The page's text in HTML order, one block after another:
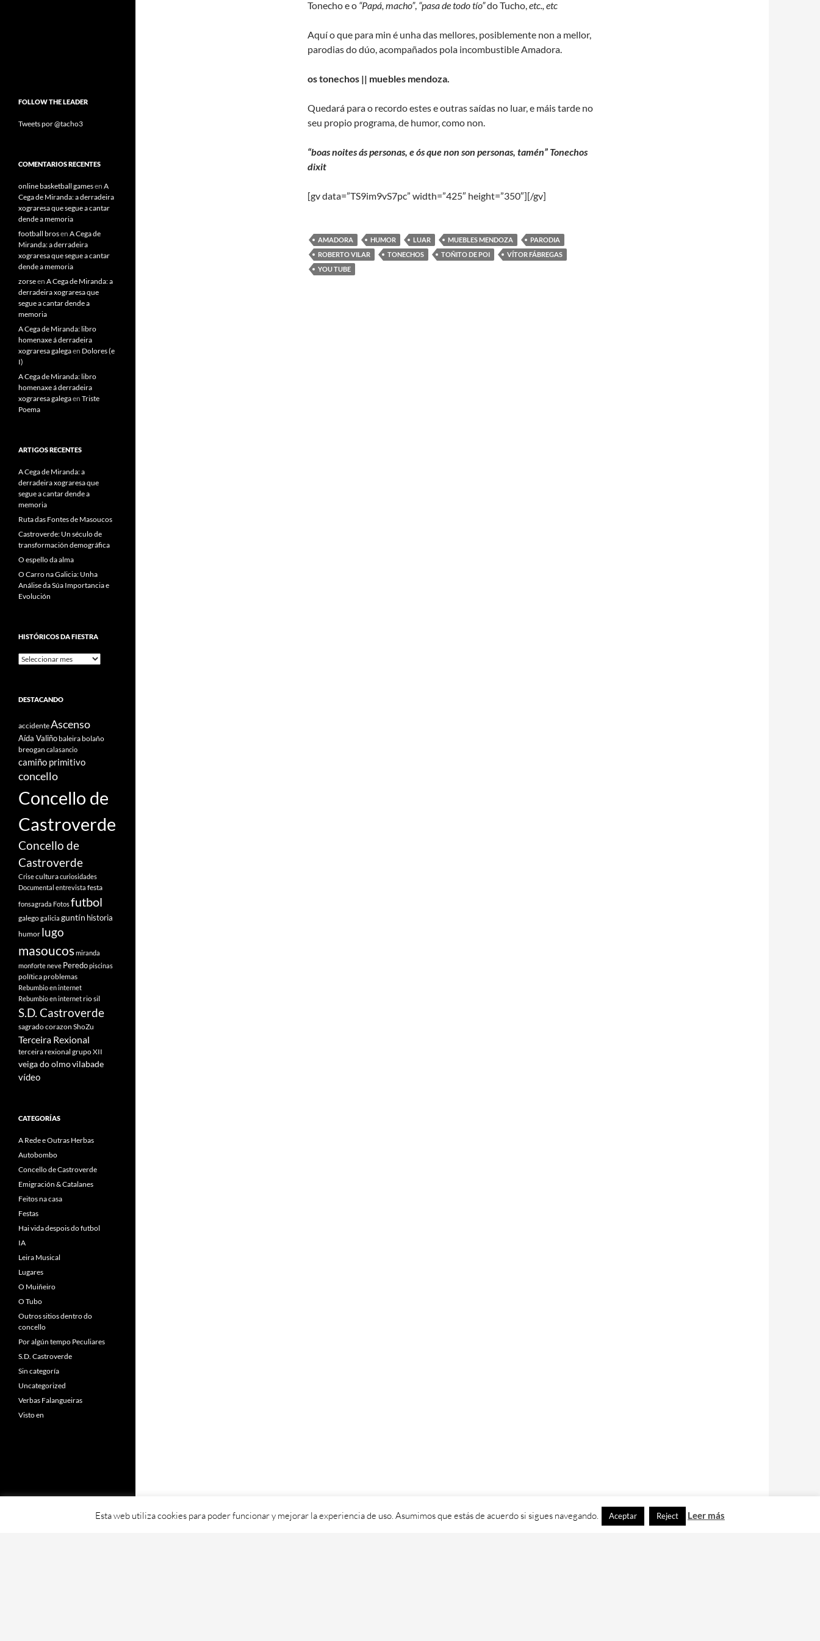
Tonecho e o “Papá, macho”, “pasa de todo tío”do Tucho,etc., etc
Aquí o que para min é unha das mellores, posiblemente non a mellor,
parodias do dúo, acompañados pola incombustible Amadora.
os tonechos || muebles mendoza.
Quedará para o recordo estes e outras saídas no luar, e máis tarde no
seu propio programa, de humor, como non.
“boas noites ás personas, e ós que non son personas, tamén” Tonechos
dixit
[gv data=”TS9im9vS7pc” width=”425″ height=”350″][/gv]
AMADORA HUMOR LUAR MUEBLES MENDOZA
PARODIA
ROBERTO VILAR
TONECHOS TOÑITO DE POI
VÍTOR FÁBREGAS
YOU TUBE
FOLLOW THE LEADER
Tweets por @tacho3
COMENTARIOS RECENTES
online basketball gamesen A
Cega de Miranda: a derradeira
xograresa que segue a cantar
dende a memoria
football brosen A Cega de
Miranda: a derradeira
xograresa que segue a cantar
dende a memoria
zorseen A Cega de Miranda: a
derradeira xograresa que
segue a cantar dende a
memoria
A Cega de Miranda: libro
homenaxe á derradeira
xograresa galegaen Dolores (e
I)
A Cega de Miranda: libro
homenaxe á derradeira
xograresa galegaen Triste
Poema
ARTIGOS RECENTES
A Cega de Miranda: a
derradeira xograresa que
segue a cantar dende a
memoria
Ruta das Fontes de Masoucos
Castroverde: Un século de
transformación demográfica
O espello da alma
O Carro na Galicia: Unha
Análise da Súa Importancia e
Evolución
HISTÓRICOS DA FIESTRA
Históricos
DESTACANDO
accidenteAscenso
Aída Valiñobaleirabolaño
breogan calasancio
camiño primitivo
concello
Concello de
Castroverde
Concello de
Castroverde
Criseculturacuriosidades
Documental entrevista festa
fonsagrada Fotosfutbol
galegogalicia guntín historia
humor lugo
masoucosmiranda
monforteneve Peredopiscinas
políticaproblemas
Rebumbio en internet
Rebumbio en internetrio sil
S.D. Castroverde
sagrado corazon ShoZu
Terceira Rexional
terceira rexional grupo XII
veiga do olmovilabade
vídeo
CATEGORÍAS
A Rede e Outras Herbas
Autobombo
Concello de Castroverde
Emigración & Catalanes
Feitos na casa
Festas
Hai vida despois do futbol
IA
Leira Musical
Lugares
O Muiñeiro
O Tubo
Outros sitios dentro do
concello
Por algún tempo Peculiares
S.D. Castroverde
Sin categoría
Uncategorized
Verbas Falangueiras
Visto en
Esta web utiliza cookies para poder funcionar y mejorar la experiencia de uso. Asumimos que estás de acuerdo si sigues navegando. Aceptar Reject Leer más